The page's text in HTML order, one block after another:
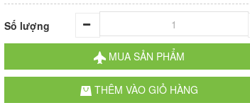
Số lượng
MUA SẢN PHẨM
THÊM VÀO GIỎ HÀNG